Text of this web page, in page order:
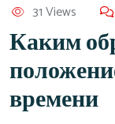
31 Views
Каким
времени